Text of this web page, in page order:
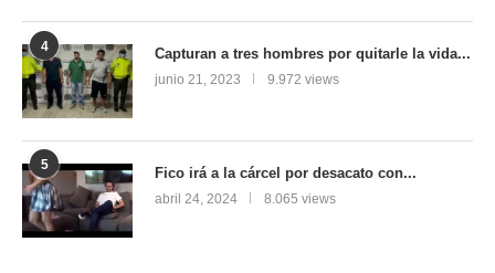
4 Capturan a tres hombres por quitarle la vida...
junio 21, 2023 9.972 views
5 Fico irá a la cárcel por desacato con...
abril 24, 2024 8.065 views